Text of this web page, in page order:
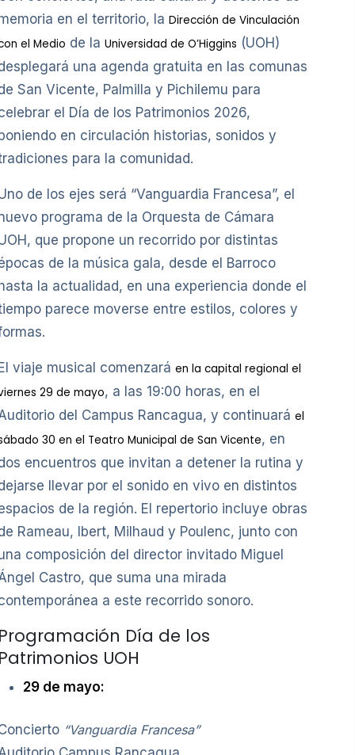
en el territorio, la Dirección de Vinculación
el Medio de la Universidad de O’Higgins (UOH)
una agenda gratuita en las comunas
San Vicente, Palmilla y Pichilemu para
el Día de los Patrimonios 2026,
en circulación historias, sonidos y
para la comunidad.
de los ejes será “Vanguardia Francesa”, el
programa de la Orquesta de Cámara
que propone un recorrido por distintas
de la música gala, desde el Barroco
la actualidad, en una experiencia donde el
parece moverse entre estilos, colores y
viaje musical comenzará en la capital regional el
29 de mayo, a las 19:00 horas, en el
del Campus Rancagua, y continuará el
30 en el Teatro Municipal de San Vicente, en
encuentros que invitan a detener la rutina y
llevar por el sonido en vivo en distintos
de la región. El repertorio incluye obras
Rameau, Ibert, Milhaud y Poulenc, junto con
composición del director invitado Miguel
Castro, que suma una mirada
a este recorrido sonoro.
Día de los
UOH
29 de mayo:
“Vanguardia Francesa”